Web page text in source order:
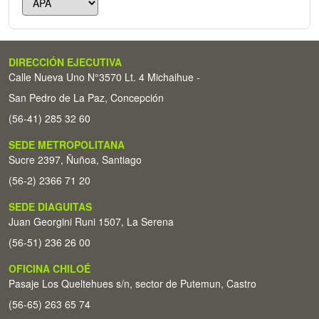
DIRECCIÓN EJECUTIVA
Calle Nueva Uno N°3570 Lt. 4 Michaihue -
San Pedro de La Paz, Concepción
(56-41) 285 32 60
SEDE METROPOLITANA
Sucre 2397, Ñuñoa, Santiago
(56-2) 2366 71 20
SEDE DIAGUITAS
Juan Georgini Runi 1507, La Serena
(56-51) 236 26 00
OFICINA CHILOÉ
Pasaje Los Queltehues s/n, sector de Putemun, Castro
(56-65) 263 65 74